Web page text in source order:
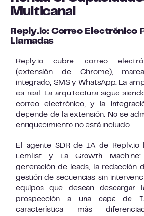
Multicanal
Reply.io: Correo Electrónico
Llamadas
Reply.io cubre correo
(extensión de Chrome),
integrado, SMS y WhatsApp. La
es real. La arquitectura sigue
correo electrónico, y la
depende de la extensión. No se
enriquecimiento no está incluido.
El agente SDR de IA de Reply.io
Lemlist y La Growth
generación de leads, la redacción
gestión de secuencias sin
equipos que desean descargar
prospección a una capa de
característica más